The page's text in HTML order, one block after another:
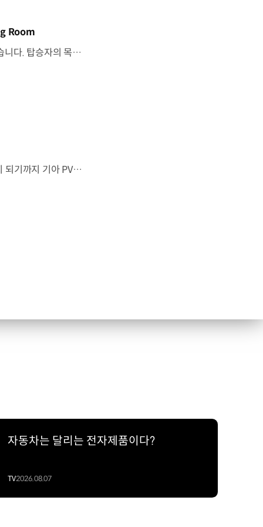
Room
기아 PV5 WAV는 교통약자의 일상을 기준으로이동 과정을 다시 설계했습니다. 탑승자의 목적에 맞게 확장되는 모빌리티, PV5 WAV 개발 스토리를 영상으로 확인해 보세요. #현대자동차그룹 #TheMovingRoom #기아 #PV5 #PV5WAV #PBV #목적기반모빌리티
“이 방이 통째로 움직였으면 좋겠다”그림 속에서만 그리던 여행이 현실이 되기까지 기아 PV5 WAV는 필요한 의료 장비를 싣고가족과 한 공간에서 함께 떠날 수 있도록이동의 경험을 다시 설계했습니다. 같은 풍경을 보고, 같은 순간을 나누는 일현대자동차그룹은 모두를 위한 이동을 만들어갑니다. #현대자동차그룹 #TheMovingRoom #PV5 #기아 #목적기반모빌리티 #PV5WAV #PBV
자동차는 달리는 전자제품이다?
TV2026.08.07